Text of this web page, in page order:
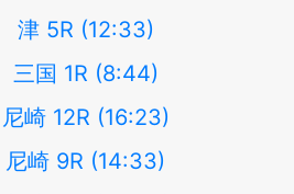
津 5R (12:33)
三国 1R (8:44)
尼崎 12R (16:23)
尼崎 9R (14:33)